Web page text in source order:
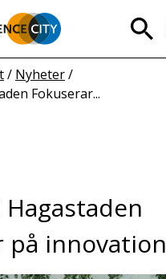
Header
menu
/ Nyheter/
Fokuserar...
på innovation